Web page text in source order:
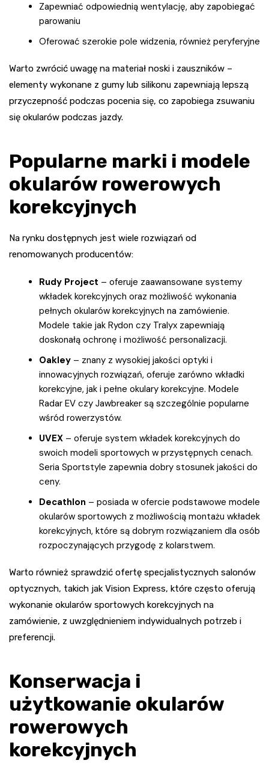
Zapewniać odpowiednią wentylację, aby zapobiegać
parowaniu
Oferować szerokie pole widzenia, również peryferyjne
Warto zwrócić uwagę na materiał noski i zauszników –
elementy wykonane z gumy lub silikonu zapewniają lepszą
przyczepność podczas pocenia się, co zapobiega zsuwaniu
się okularów podczas jazdy.
Popularne marki i modele
okularów rowerowych
korekcyjnych
Na rynku dostępnych jest wiele rozwiązań od
renomowanych producentów:
Rudy Project – oferuje zaawansowane systemy
wkładek korekcyjnych oraz możliwość wykonania
pełnych okularów korekcyjnych na zamówienie.
Modele takie jak Rydon czy Tralyx zapewniają
doskonałą ochronę i możliwość personalizacji.
Oakley – znany z wysokiej jakości optyki i
innowacyjnych rozwiązań, oferuje zarówno wkładki
korekcyjne, jak i pełne okulary korekcyjne. Modele
Radar EV czy Jawbreaker są szczególnie popularne
wśród rowerzystów.
UVEX – oferuje system wkładek korekcyjnych do
swoich modeli sportowych w przystępnych cenach.
Seria Sportstyle zapewnia dobry stosunek jakości do
ceny.
Decathlon – posiada w ofercie podstawowe modele
okularów sportowych z możliwością montażu wkładek
korekcyjnych, które są dobrym rozwiązaniem dla osób
rozpoczynających przygodę z kolarstwem.
Warto również sprawdzić ofertę specjalistycznych salonów
optycznych, takich jak Vision Express, które często oferują
wykonanie okularów sportowych korekcyjnych na
zamówienie, z uwzględnieniem indywidualnych potrzeb i
preferencji.
Konserwacja i
użytkowanie okularów
rowerowych
korekcyjnych